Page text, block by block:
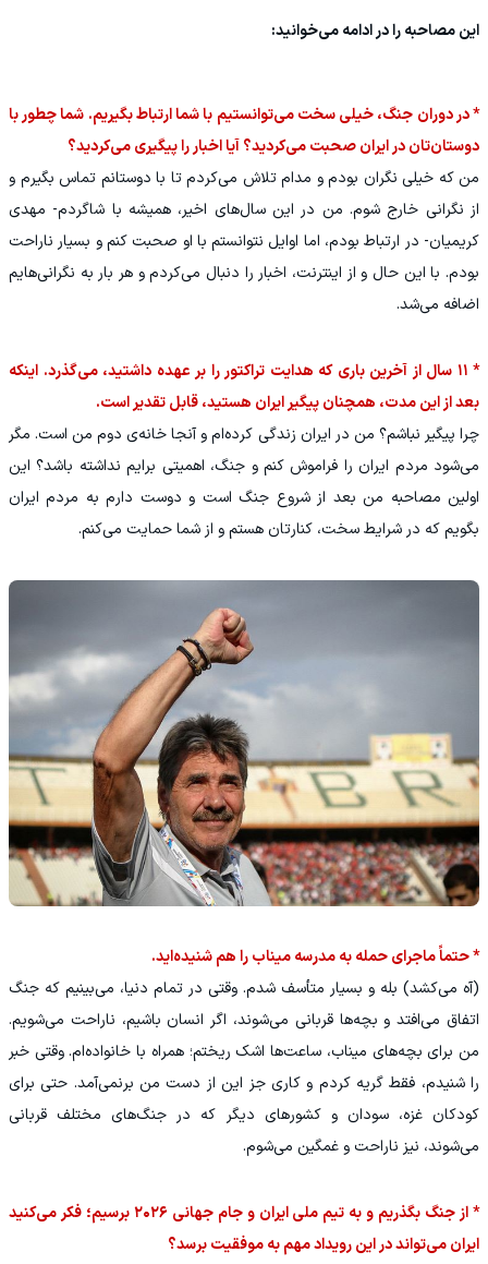
این مصاحبه را در ادامه می‌خوانید:
* در دوران جنگ، خیلی سخت می‌توانستیم با شما ارتباط بگیریم. شما چطور با
دوستان‌تان در ایران صحبت می‌کردید؟ آیا اخبار را پیگیری می‌کردید؟
من که خیلی نگران بودم و مدام تلاش می‌کردم تا با دوستانم تماس بگیرم و
از نگرانی خارج شوم. من در این سال‌های اخیر، همیشه با شاگردم- مهدی
کریمیان- در ارتباط بودم، اما اوایل نتوانستم با او صحبت کنم و بسیار ناراحت
بودم. با این حال و از اینترنت، اخبار را دنبال می‌کردم و هر بار به نگرانی‌هایم
اضافه می‌شد.
* ۱۱ سال از آخرین باری که هدایت تراکتور را بر عهده داشتید، می‌گذرد. اینکه
بعد از این مدت، همچنان پیگیر ایران هستید، قابل تقدیر است.
چرا پیگیر نباشم؟ من در ایران زندگی کرده‌ام و آنجا خانه‌ی دوم من است. مگر
می‌شود مردم ایران را فراموش کنم و جنگ، اهمیتی برایم نداشته باشد؟ این
اولین مصاحبه من بعد از شروع جنگ است و دوست دارم به مردم ایران
بگویم که در شرایط سخت، کنارتان هستم و از شما حمایت می‌کنم.
* حتماً ماجرای حمله به مدرسه میناب را هم شنیده‌اید.
(آه می‌کشد) بله و بسیار متأسف شدم. وقتی در تمام دنیا، می‌بینیم که جنگ
اتفاق می‌افتد و بچه‌ها قربانی می‌شوند، اگر انسان باشیم، ناراحت می‌شویم.
من برای بچه‌های میناب، ساعت‌ها اشک ریختم؛ همراه با خانواده‌ام. وقتی خبر
را شنیدم، فقط گریه کردم و کاری جز این از دست من برنمی‌آمد. حتی برای
کودکان غزه، سودان و کشورهای دیگر که در جنگ‌های مختلف قربانی
می‌شوند، نیز ناراحت و غمگین می‌شوم.
* از جنگ بگذریم و به تیم ملی ایران و جام جهانی ۲۰۲۶ برسیم؛ فکر می‌کنید
ایران می‌تواند در این رویداد مهم به موفقیت برسد؟